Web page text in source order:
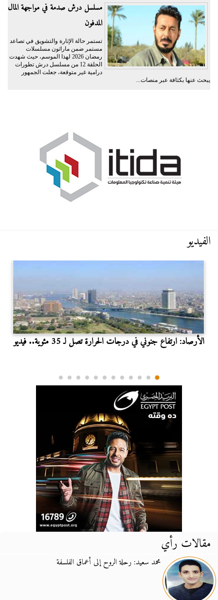
مسلسل درش صدمة في مواجهة المال
المدفون
تستمر حالة الإثارة والتشويق في تصاعد
مستمر ضمن ماراثون مسلسلات
رمضان 2026 لهذا الموسم، حيث شهدت
الحلقة 12 من مسلسل درش تطورات
درامية غير متوقعة، جعلت الجمهور
يبحث عنها بكثافة عبر منصات...
الفيديو
الأرصاد: ارتفاع جنوني في درجات الحرارة تصل لـ 35 مئوية.. فيديو
مقالات رأي
محمد سعيد: رحلة الروح إلى أعماق الفلسفة